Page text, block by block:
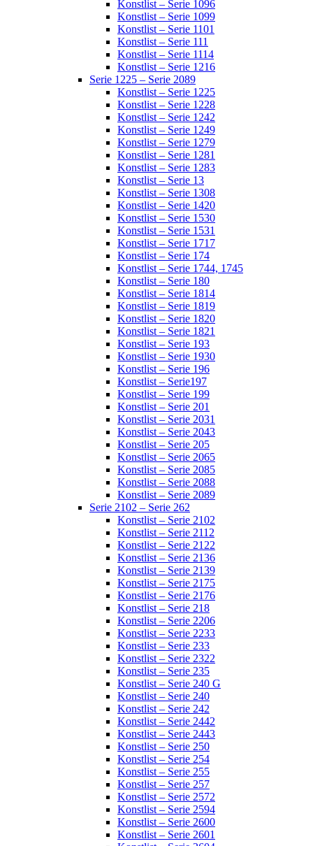
Konstlist – Serie 1096
Konstlist – Serie 1099
Konstlist – Serie 1101
Konstlist – Serie 111
Konstlist – Serie 1114
Konstlist – Serie 1216
Serie 1225 – Serie 2089
Konstlist – Serie 1225
Konstlist – Serie 1228
Konstlist – Serie 1242
Konstlist – Serie 1249
Konstlist – Serie 1279
Konstlist – Serie 1281
Konstlist – Serie 1283
Konstlist – Serie 13
Konstlist – Serie 1308
Konstlist – Serie 1420
Konstlist – Serie 1530
Konstlist – Serie 1531
Konstlist – Serie 1717
Konstlist – Serie 174
Konstlist – Serie 1744, 1745
Konstlist – Serie 180
Konstlist – Serie 1814
Konstlist – Serie 1819
Konstlist – Serie 1820
Konstlist – Serie 1821
Konstlist – Serie 193
Konstlist – Serie 1930
Konstlist – Serie 196
Konstlist – Serie197
Konstlist – Serie 199
Konstlist – Serie 201
Konstlist – Serie 2031
Konstlist – Serie 2043
Konstlist – Serie 205
Konstlist – Serie 2065
Konstlist – Serie 2085
Konstlist – Serie 2088
Konstlist – Serie 2089
Serie 2102 – Serie 262
Konstlist – Serie 2102
Konstlist – Serie 2112
Konstlist – Serie 2122
Konstlist – Serie 2136
Konstlist – Serie 2139
Konstlist – Serie 2175
Konstlist – Serie 2176
Konstlist – Serie 218
Konstlist – Serie 2206
Konstlist – Serie 2233
Konstlist – Serie 233
Konstlist – Serie 2322
Konstlist – Serie 235
Konstlist – Serie 240 G
Konstlist – Serie 240
Konstlist – Serie 242
Konstlist – Serie 2442
Konstlist – Serie 2443
Konstlist – Serie 250
Konstlist – Serie 254
Konstlist – Serie 255
Konstlist – Serie 257
Konstlist – Serie 2572
Konstlist – Serie 2594
Konstlist – Serie 2600
Konstlist – Serie 2601